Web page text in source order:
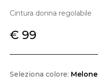
Cintura donna regolabile
€ 99
Seleziona colore: Melone